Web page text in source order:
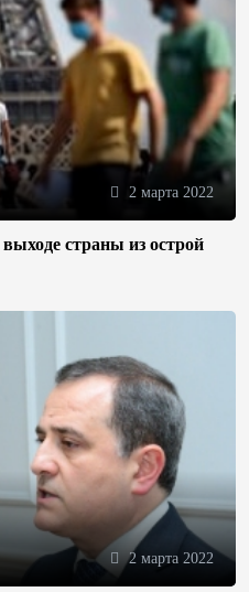
2 марта 2022
страны из острой
2 марта 2022